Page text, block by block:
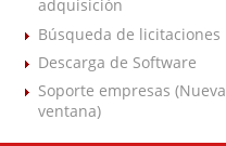
adquisición
Búsqueda de licitaciones
Descarga de Software
Soporte empresas (Nueva
ventana)